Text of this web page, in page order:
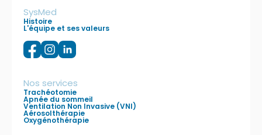
SysMed
Histoire
L'équipe et ses valeurs
Nos services
Trachéotomie
Apnée du sommeil
Ventilation Non Invasive (VNI)
Aérosolthérapie
Oxygénothérapie